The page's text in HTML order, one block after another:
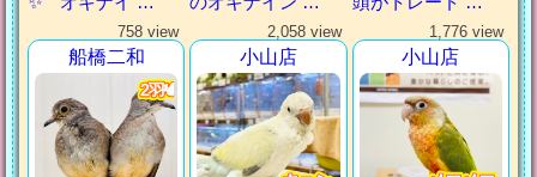
758 view
船橋二和
2羽🕊️
2羽🕊️
2羽🕊️
2羽🕊️
2,058 view
小山店
1,776 view
小山店